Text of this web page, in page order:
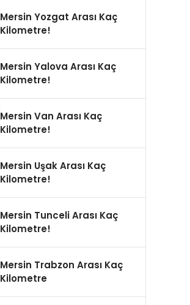
Mersin Yozgat Arası Kaç
Kilometre!
Mersin Yalova Arası Kaç
Kilometre!
Mersin Van Arası Kaç
Kilometre!
Mersin Uşak Arası Kaç
Kilometre!
Mersin Tunceli Arası Kaç
Kilometre!
Mersin Trabzon Arası Kaç
Kilometre